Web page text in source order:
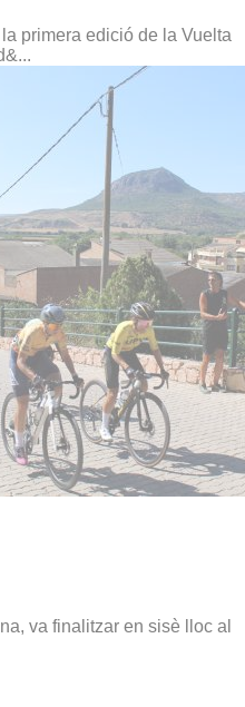
primera edició de la Vuelta
va finalitzar en sisè lloc al